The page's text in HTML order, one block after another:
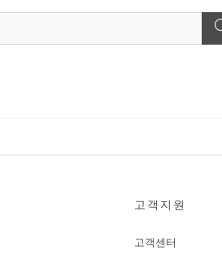
고객지원
고객센터